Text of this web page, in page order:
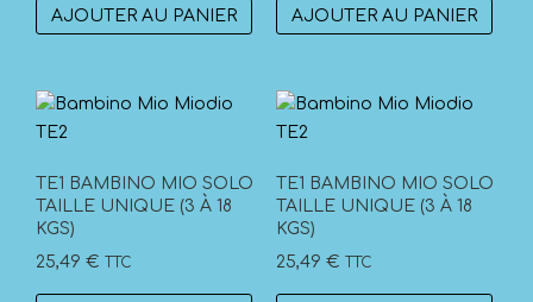
AJOUTER AU PANIER AJOUTER AU PANIER
TE1 BAMBINO MIO SOLO
TAILLE UNIQUE (3 À 18
KGS)
25,49 € TTC
TE1 BAMBINO MIO SOLO
TAILLE UNIQUE (3 À 18
KGS)
25,49 € TTC